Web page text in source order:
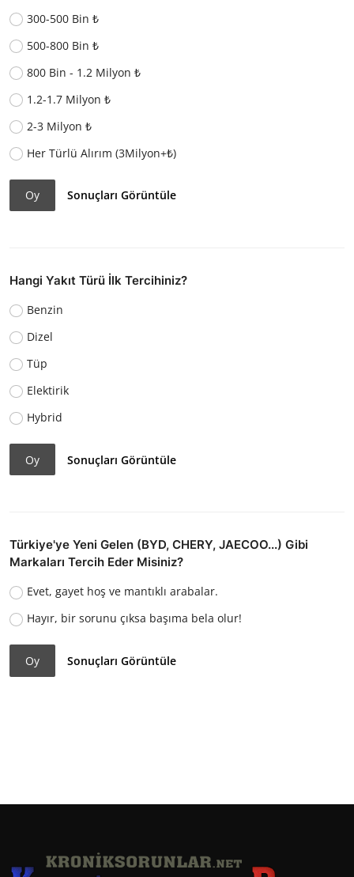
300-500 Bin ₺
500-800 Bin ₺
800 Bin - 1.2 Milyon ₺
1.2-1.7 Milyon ₺
2-3 Milyon ₺
Her Türlü Alırım (3Milyon+₺)
Oy Sonuçları Görüntüle
Hangi Yakıt Türü İlk Tercihiniz?
Benzin
Dizel
Tüp
Elektirik
Hybrid
Oy Sonuçları Görüntüle
Türkiye'ye Yeni Gelen (BYD, CHERY, JAECOO...) Gibi
Markaları Tercih Eder Misiniz?
Evet, gayet hoş ve mantıklı arabalar.
Hayır, bir sorunu çıksa başıma bela olur!
Oy Sonuçları Görüntüle